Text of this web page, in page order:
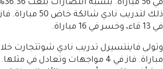
في 13 قاء، وخسر في 16 مباراة.